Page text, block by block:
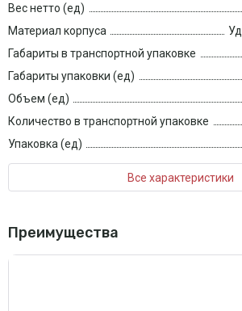
Вес нетто (ед)
Материал корпуса
Габариты в транспортной упаковке
Габариты упаковки (ед)
Объем (ед)
Количество в транспортной упаковке
Упаковка (ед)
Все характеристики
Преимущества